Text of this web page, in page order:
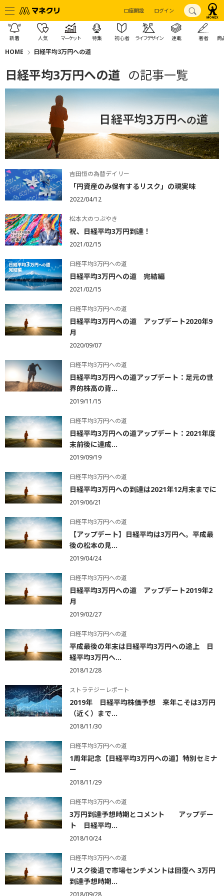
口座開設 ログイン
新着 人気 マーケット 特集 初心者 ライフデザイン 連載 著者 商
HOME 日経平均3万円への道
日経平均3万円への道 の記事一覧
吉田恒の為替デイリー
「円資産のみ保有するリスク」の現実味
2022/04/12
松本大のつぶやき
祝、日経平均3万円到達！
2021/02/15
日経平均3万円への道
日経平均3万円への道 完結編
2021/02/15
日経平均3万円への道
日経平均3万円への道 アップデート2020年9
月
2020/09/07
日経平均3万円への道
日経平均3万円への道アップデート：足元の世
界的株高の背...
2019/11/15
日経平均3万円への道
日経平均3万円への道アップデート：2021年度
末前後に達成...
2019/09/19
日経平均3万円への道
日経平均3万円への到達は2021年12月末までに
2019/06/21
日経平均3万円への道
【アップデート】日経平均は3万円へ。平成最
後の松本の見...
2019/04/24
日経平均3万円への道
日経平均3万円への道 アップデート2019年2
月
2019/02/27
日経平均3万円への道
平成最後の年末は日経平均3万円への途上 日
経平均3万円へ...
2018/12/28
ストラテジーレポート
2019年 日経平均株価予想 来年こそは3万円
（近く）まで...
2018/11/30
日経平均3万円への道
1周年記念【日経平均3万円への道】特別セミナ
ー
2018/11/29
日経平均3万円への道
3万円到達予想時期とコメント アップデー
ト 日経平均...
2018/10/24
日経平均3万円への道
リスク後退で市場センチメントは回復へ 3万円
到達予想時期...